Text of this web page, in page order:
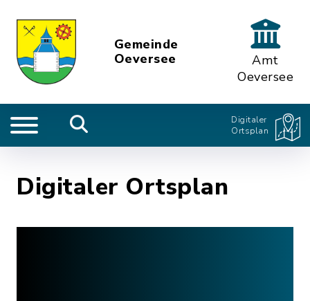
Gemeinde
Oeversee
Amt
Oeversee
Digitaler
Ortsplan
Digitaler Ortsplan